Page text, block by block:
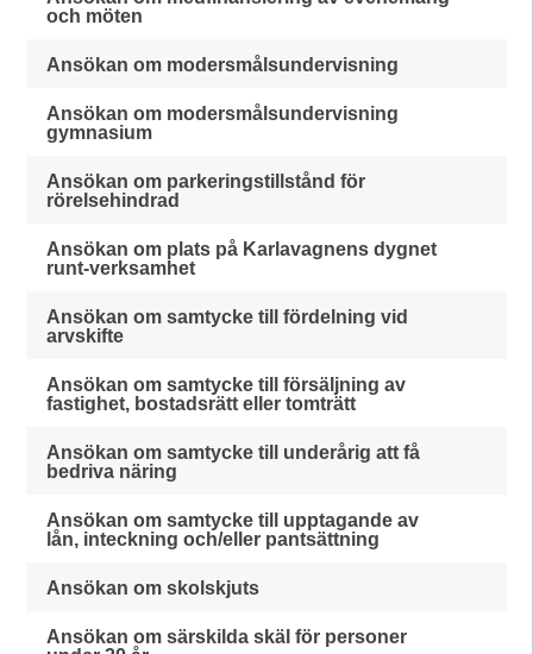
och möten
Ansökan om modersmålsundervisning
Ansökan om modersmålsundervisning
gymnasium
Ansökan om parkeringstillstånd för
rörelsehindrad
Ansökan om plats på Karlavagnens dygnet
runt-verksamhet
Ansökan om samtycke till fördelning vid
arvskifte
Ansökan om samtycke till försäljning av
fastighet, bostadsrätt eller tomträtt
Ansökan om samtycke till underårig att få
bedriva näring
Ansökan om samtycke till upptagande av
lån, inteckning och/eller pantsättning
Ansökan om skolskjuts
Ansökan om särskilda skäl för personer